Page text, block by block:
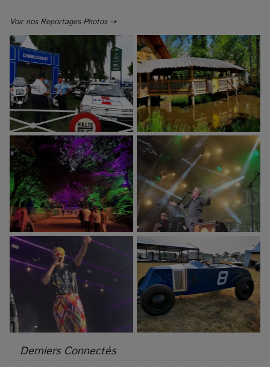
Voir nos Reportages Photos ⇢
Derniers Connectés